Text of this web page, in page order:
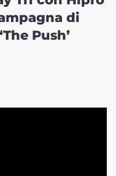
di
Push’